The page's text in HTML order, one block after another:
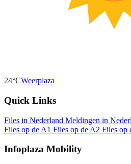
24°CWeerplaza
Quick Links
Files in Nederland Meldingen in
Files op de A1 Files op de A2 Files op
Infoplaza Mobility